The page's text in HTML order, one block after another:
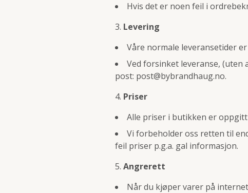
Hvis det er noen feil i
Levering
Våre normale leveransetider
Ved forsinket leveranse, (uten
post: post@bybrandhaug.no.
Priser
Alle priser i butikken er oppgitt
Vi forbeholder oss retten til
feil priser p.g.a. gal informasjon.
Angrerett
Når du kjøper varer på